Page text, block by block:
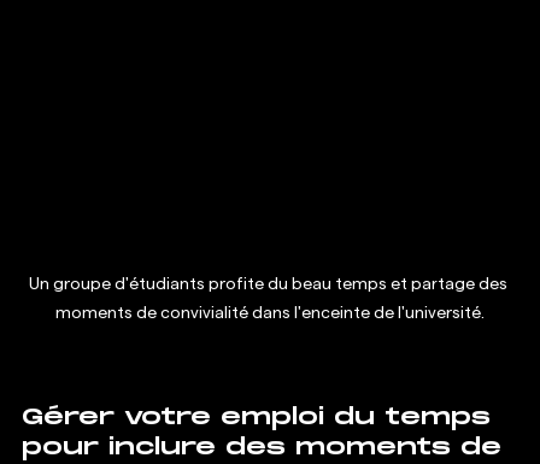
Un groupe d'étudiants profite du beau temps et partage des
moments de convivialité dans l'enceinte de l'université.
Gérer votre emploi du temps
pour inclure des moments de